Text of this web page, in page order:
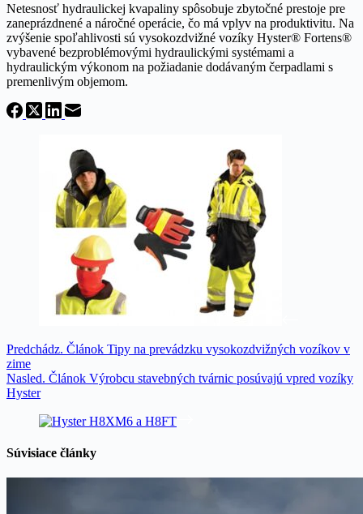
Netesnosť hydraulickej kvapaliny spôsobuje zbytočné prestoje pre
zaneprázdnené a náročné operácie, čo má vplyv na produktivitu. Na
zvýšenie spoľahlivosti sú vysokozdvižné vozíky Hyster® Fortens®
vybavené bezproblémovými hydraulickými systémami a
hydraulickým výkonom na požiadanie dodávaným čerpadlami s
premenlivým objemom.
Predchádz. Článok Tipy na prevádzku vysokozdvižných vozíkov v
zime
Nasled. Článok Výrobcu stavebných tvárnic posúvajú vpred vozíky
Hyster
Súvisiace články